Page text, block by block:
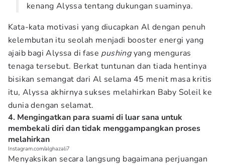
kenang Alyssa tentang dukungan suaminya.
Kata-kata motivasi yang diucapkan Al dengan penuh
kelembutan itu seolah menjadi booster energi yang
ajaib bagi Alyssa di fase pushingyang menguras
tenaga tersebut. Berkat tuntunan dan tiada hentinya
bisikan semangat dari Al selama 45 menit masa kritis
itu, Alyssa akhirnya sukses melahirkan Baby Soleil ke
dunia dengan selamat.
4. Mengingatkan para suami di luar sana untuk
membekali diri dan tidak menggampangkan proses
melahirkan
Instagram.com/alghazali7
Menyaksikan secara langsung bagaimana perjuangan